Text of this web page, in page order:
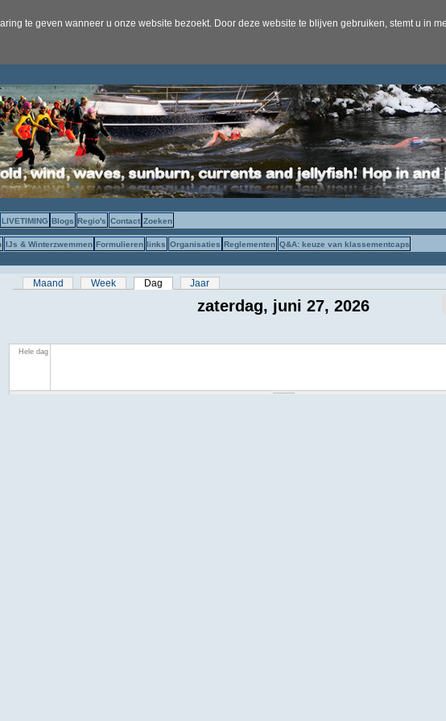
te geven wanneer u onze website bezoekt. Door deze website te blijven gebruiken, stemt u in
LIVETIMING Blogs Regio's Contact Zoeken
IJs & Winterzwemmen Formulieren links Organisaties Reglementen Q&A: keuze van klassementcaps
Primaire tabs
Maand Week Dag (actieve tabblad)
Jaar
zaterdag, juni 27, 2026
Hele dag